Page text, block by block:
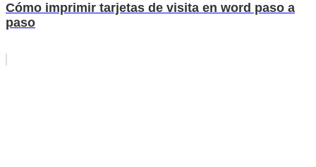
Cómo imprimir tarjetas de visita en word paso a
paso